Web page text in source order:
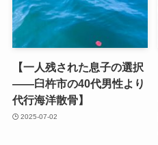
【一人残された​息子の​選択
——臼杵市の​40​代男性より​
代行海洋散骨】
2025-07-02